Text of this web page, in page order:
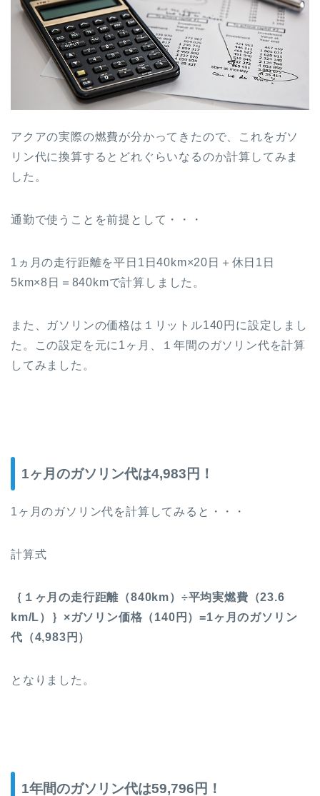
アクアの実際の燃費が分かってきたので、これをガソ
リン代に換算するとどれぐらいなるのか計算してみま
した。
通勤で使うことを前提として・・・
1ヵ月の走行距離を平日1日40km×20日＋休日1日
5km×8日＝840kmで計算しました。
また、ガソリンの価格は１リットル140円に設定しまし
た。この設定を元に1ヶ月、１年間のガソリン代を計算
してみました。
1ヶ月のガソリン代は4,983円！
1ヶ月のガソリン代を計算してみると・・・
計算式
｛１ヶ月の走行距離（840km）÷平均実燃費（23.6
km/L）｝×ガソリン価格（140円）=1ヶ月のガソリン
代（4,983円）
となりました。
1年間のガソリン代は59,796円！